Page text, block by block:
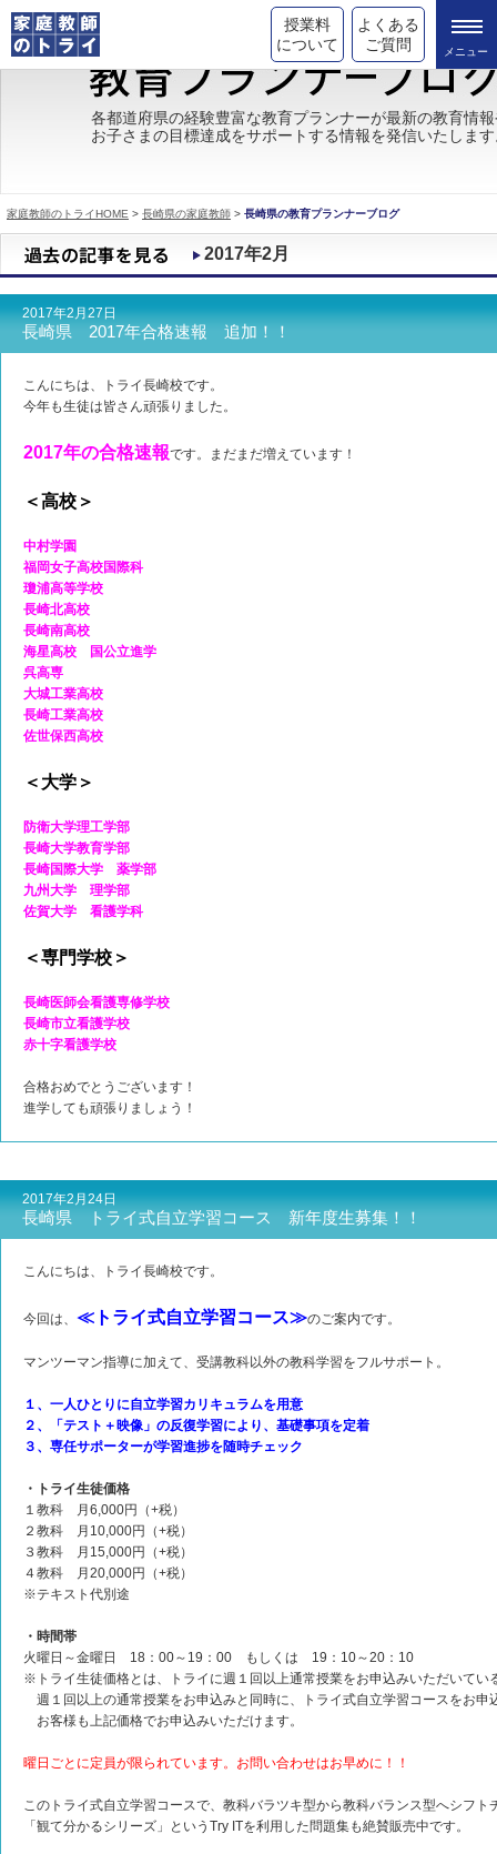
授業料
について
よくある
ご質問
トライの教育理念
成績が上がる理由
都道府県別情報
合格体験談
キャンペーン情報
各都道府県の経験豊富な教育プランナーが最新の教育情
お子さまの目標達成をサポートする情報を発信いたしま
家庭教師のトライHOME > 長崎県の家庭教師 > 長崎県の教育プランナーブログ
2017年2月
2017年2月27日
長崎県 2017年合格速報 追加！！
こんにちは、トライ長崎校です。
今年も生徒は皆さん頑張りました。
2017年の合格速報です。まだまだ増えています！
＜高校＞
中村学園
福岡女子高校国際科
瓊浦高等学校
長崎北高校
長崎南高校
海星高校 国公立進学
呉高専
大城工業高校
長崎工業高校
佐世保西高校
＜大学＞
防衛大学理工学部
長崎大学教育学部
長崎国際大学 薬学部
九州大学 理学部
佐賀大学 看護学科
＜専門学校＞
長崎医師会看護専修学校
長崎市立看護学校
赤十字看護学校
合格おめでとうございます！
進学しても頑張りましょう！
2017年2月24日
長崎県 トライ式自立学習コース 新年度生募集！！
こんにちは、トライ長崎校です。
今回は、 ≪トライ式自立学習コース≫のご案内です。
マンツーマン指導に加えて、受講教科以外の教科学習をフルサポート。
１、一人ひとりに自立学習カリキュラムを用意
２、「テスト＋映像」の反復学習により、基礎事項を定着
３、専任サポーターが学習進捗を随時チェック
・トライ生徒価格
１教科 月6,000円（+税）
２教科 月10,000円（+税）
３教科 月15,000円（+税）
４教科 月20,000円（+税）
※テキスト代別途
・時間帯
火曜日～金曜日 18：00～19：00 もしくは 19：10～20：10
※トライ生徒価格とは、トライに週１回以上通常授業をお申込みいただいてい
週１回以上の通常授業をお申込みと同時に、トライ式自立学習コースをお申
お客様も上記価格でお申込みいただけます。
曜日ごとに定員が限られています。お問い合わせはお早めに！！
このトライ式自立学習コースで、教科バラツキ型から教科バランス型へシフト
「観て分かるシリーズ」というTry ITを利用した問題集も絶賛販売中です。